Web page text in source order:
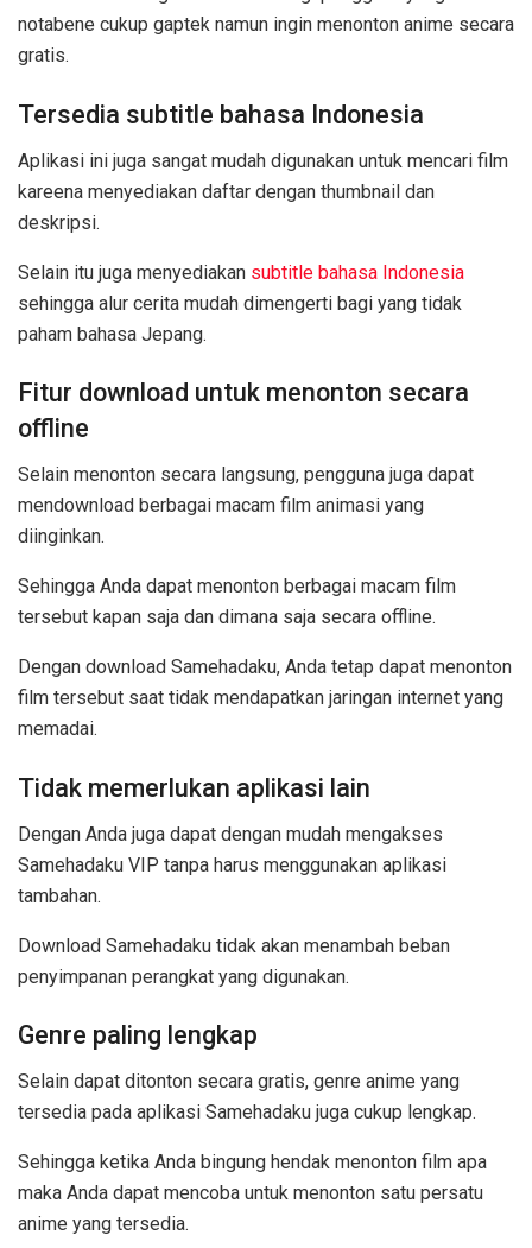
notabene cukup gaptek namun ingin menonton anime secara
gratis.
Tersedia subtitle bahasa Indonesia
Aplikasi ini juga sangat mudah digunakan untuk mencari film
kareena menyediakan daftar dengan thumbnail dan
deskripsi.
Selain itu juga menyediakan subtitle bahasa Indonesia
sehingga alur cerita mudah dimengerti bagi yang tidak
paham bahasa Jepang.
Fitur download untuk menonton secara
offline
Selain menonton secara langsung, pengguna juga dapat
mendownload berbagai macam film animasi yang
diinginkan.
Sehingga Anda dapat menonton berbagai macam film
tersebut kapan saja dan dimana saja secara offline.
Dengan download Samehadaku, Anda tetap dapat menonton
film tersebut saat tidak mendapatkan jaringan internet yang
memadai.
Tidak memerlukan aplikasi lain
Dengan Anda juga dapat dengan mudah mengakses
Samehadaku VIP tanpa harus menggunakan aplikasi
tambahan.
Download Samehadaku tidak akan menambah beban
penyimpanan perangkat yang digunakan.
Genre paling lengkap
Selain dapat ditonton secara gratis, genre anime yang
tersedia pada aplikasi Samehadaku juga cukup lengkap.
Sehingga ketika Anda bingung hendak menonton film apa
maka Anda dapat mencoba untuk menonton satu persatu
anime yang tersedia.